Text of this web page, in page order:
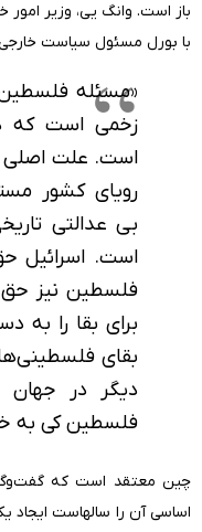
باز است. وانگ یی، وزیر
با بورل مسئول سیاست خارجی
«مسئله فلسطین
زخمی است که
است. علت اصلی
رویای کشور
بی عدالتی
است. اسرائیل
فلسطین نیز حق
برای بقا را به
بقای
دیگر در جهان
فلسطین کی به
چین معتقد است که
اساسی آن را سالهاست